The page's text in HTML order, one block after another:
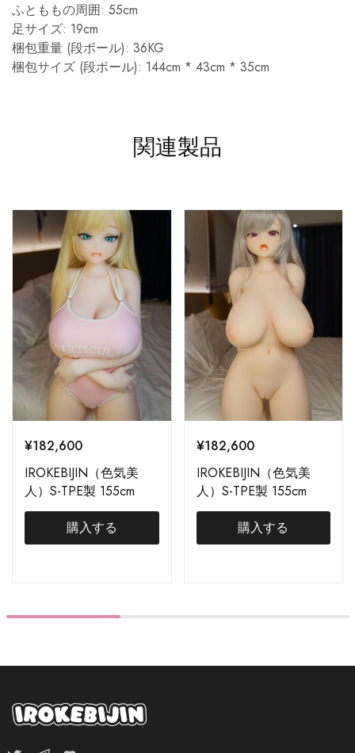
ふとももの周囲: 55cm
足サイズ: 19cm
梱包重量 (段ボール): 36KG
梱包サイズ (段ボール): 144cm * 43cm * 35cm
関連製品
¥182,600
IROKEBIJIN（色気美
人）S-TPE製 155cm
Anna
購入する
¥182,600
IROKEBIJIN（色気美
人）S-TPE製 155cm
Aiko
購入する